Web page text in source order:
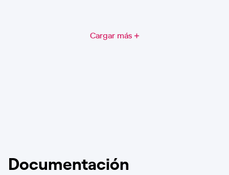
Cargar más
Documentación